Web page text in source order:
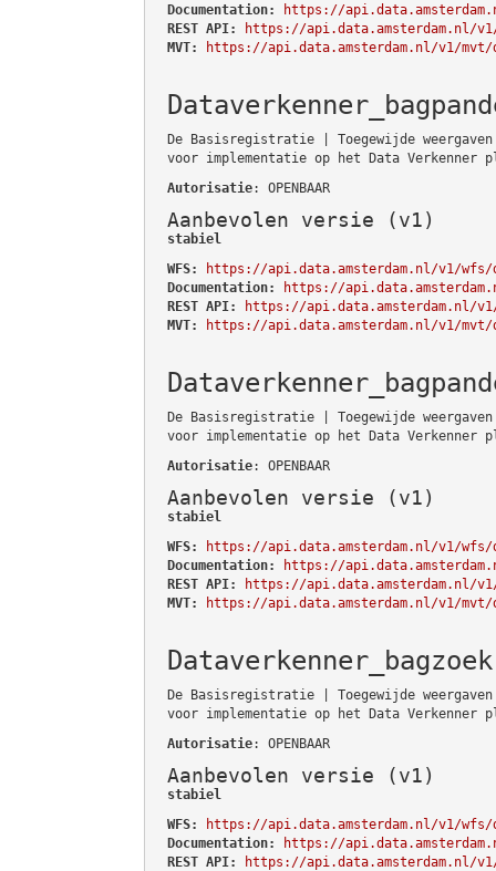
Documentation:
https://
REST API:
https://api.data.amsterdam.nl/
MVT:
https://api.data.amsterdam.nl/v1/mvt/
De Basisregistratie | Toegewijde
voor implementatie op het Data Verkenner
Autorisatie: OPENBAAR
Aanbevolen versie (v1)
stabiel
WFS:
https://api.data.amsterdam.nl/v1/wfs/
Documentation:
https://
REST API:
https://api.data.amsterdam.nl/v1/
MVT:
https://api.data.amsterdam.nl/v1/mvt/
De Basisregistratie | Toegewijde
voor implementatie op het Data Verkenner
Autorisatie: OPENBAAR
Aanbevolen versie (v1)
stabiel
WFS:
https://api.data.amsterdam.nl/v1/wfs/
Documentation:
https://
REST API:
https://api.data.amsterdam.nl/v1/
MVT:
https://api.data.amsterdam.nl/v1/mvt/
Dataverkenner_bagzoek
De Basisregistratie | Toegewijde
voor implementatie op het Data Verkenner
Autorisatie: OPENBAAR
Aanbevolen versie (v1)
stabiel
WFS:
https://api.data.amsterdam.nl/v1/wfs/
Documentation:
https://
REST API:
https://api.data.amsterdam.nl/